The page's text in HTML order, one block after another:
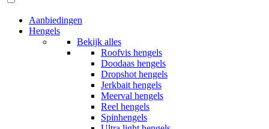
Aanbiedingen
Hengels
Bekijk alles
Roofvis hengels
Doodaas hengels
Dropshot hengels
Jerkbait hengels
Meerval hengels
Reel hengels
Spinhengels